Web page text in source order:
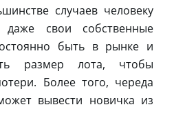
случаев человеку
свои собственные
быть в рынке и
размер лота, чтобы
Более того, череда
вывести новичка из